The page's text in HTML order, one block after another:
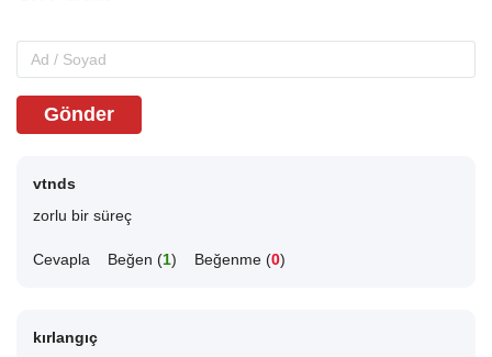
Gönder
vtnds
zorlu bir süreç
Cevapla Beğen (1) Beğenme (0)
kırlangıç